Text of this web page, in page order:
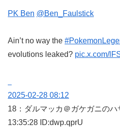
PK Ben @Ben_Faulstick
Ain’t no way the
evolutions leaked? pic.x.com/
2025-02-28 08:12
18： ダルマッカ＠ガケガニのハ
13:35:28 ID:dwp.qprU